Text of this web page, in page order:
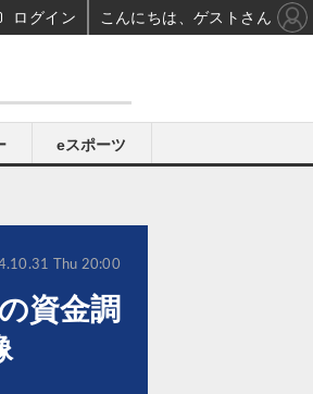
eスポーツ
資金調
Thu 20:00
ログイン こんにちは、ゲストさん